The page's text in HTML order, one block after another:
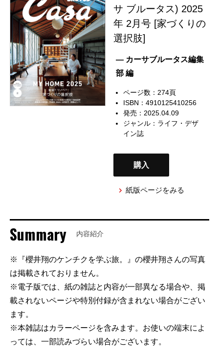
サ ブルータス) 2025
年 2月号 [家づくりの
選択肢]
— カーサブルータス編集
部 編
ページ数：274頁
ISBN：4910125410256
発売：2025.04.09
ジャンル： ライフ・デザ
イン誌
購入
紙版ページをみる
Summary 内容紹介
※『櫻井翔のケンチクを学ぶ旅。』の櫻井翔さんの写真
は掲載されておりません。
※電子版では、紙の雑誌と内容が一部異なる場合や、掲
載されないページや特別付録が含まれない場合がござい
ます。
※本雑誌はカラーページを含みます。お使いの端末によ
っては、一部読みづらい場合がございます。